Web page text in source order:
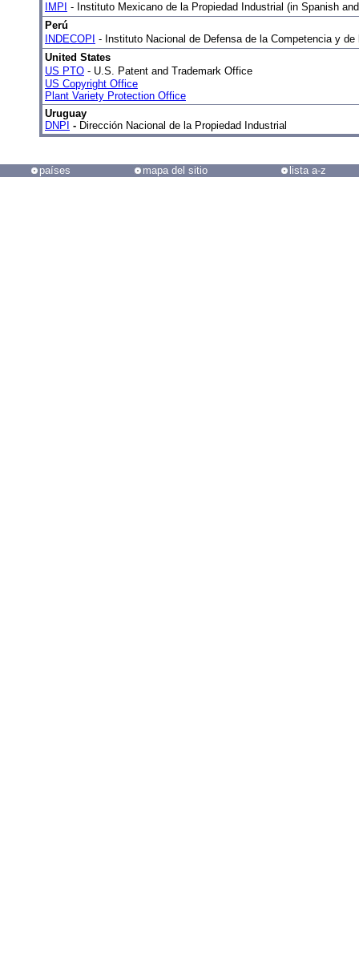
IMPI - Instituto Mexicano de la Propiedad Industrial (in Spanish
Perú
INDECOPI - Instituto Nacional de Defensa de la Competencia y
United States
US PTO - U.S. Patent and Trademark Office
US Copyright Office
Plant Variety Protection Office
Uruguay
DNPI - Dirección Nacional de la Propiedad Industrial
países mapa del sitio lista a-z